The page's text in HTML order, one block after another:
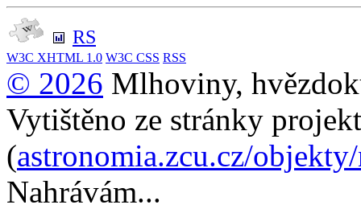
RS
W3C XHTML 1.0 W3C CSS RSS
© 2026 Mlhoviny,
Vytištěno ze stránky
(astronomia.zcu.cz/
Nahrávám...